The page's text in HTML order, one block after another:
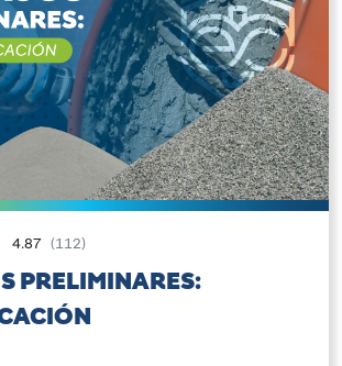
4.87 (112)
PRELIMINARES: